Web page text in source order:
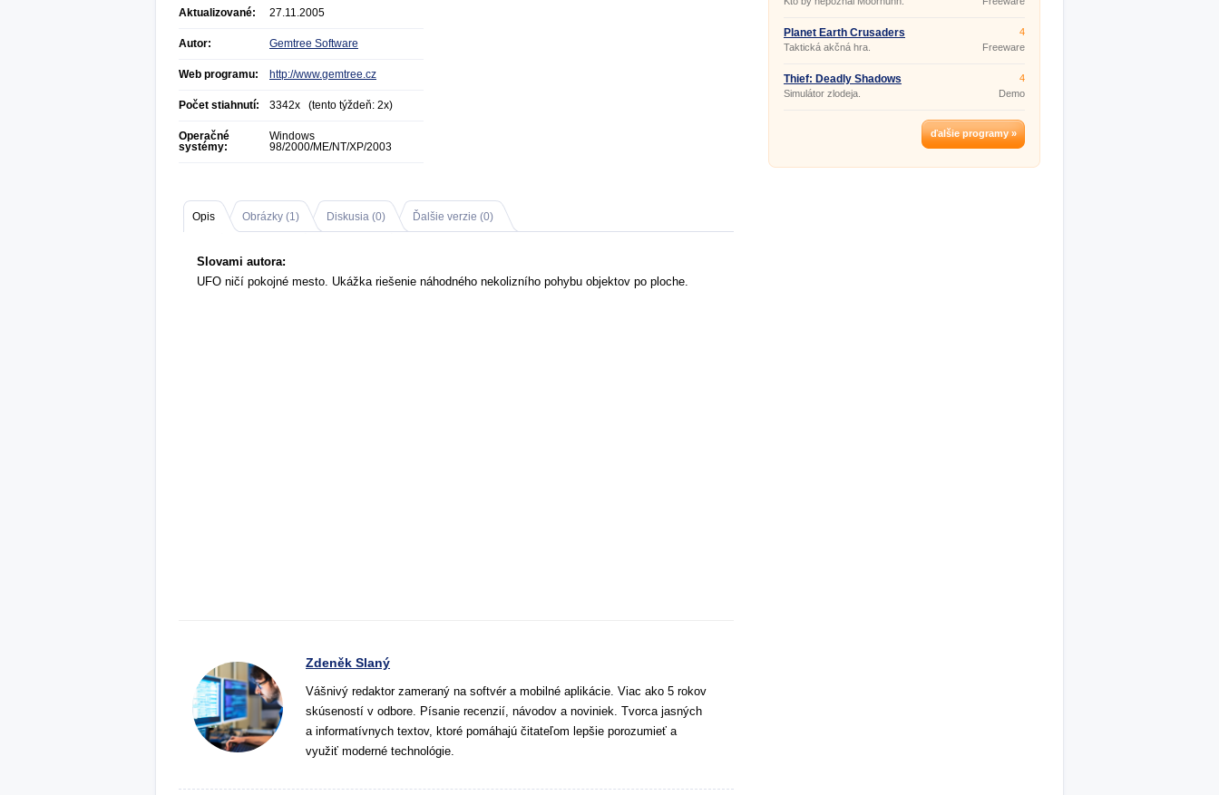
Aktualizované: 27.11.2005
Autor: Gemtree Software
Web programu: http://www.gemtree.cz
Počet stiahnutí: 3342x (tento týždeň: 2x)
Operačné
systémy:
Windows
98/2000/ME/NT/XP/2003
Opis Obrázky (1) Diskusia (0) Ďalšie verzie (0)
Slovami autora:
UFO ničí pokojné mesto. Ukážka riešenie náhodného nekolizního pohybu objektov po ploche.
Zdeněk Slaný
Vášnivý redaktor zameraný na softvér a mobilné aplikácie. Viac ako 5 rokov
skúseností v odbore. Písanie recenzií, návodov a noviniek. Tvorca jasných
a informatívnych textov, ktoré pomáhajú čitateľom lepšie porozumieť a
využiť moderné technológie.
Planet Earth Crusaders
Taktická akčná hra.
4
Freeware
Thief: Deadly Shadows
Simulátor zlodeja.
4
Demo
ďalšie programy »